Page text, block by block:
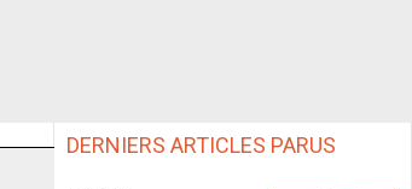
DERNIERS ARTICLES PARUS